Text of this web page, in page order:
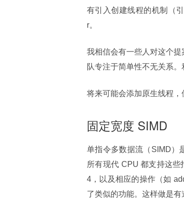
有引入创建线程的机制（
r。
我相信会有一些人对这个
队专注于简单性不无关系
将来可能会添加原生线程，
固定宽度 SIMD
单指令多数据流（SIMD）
所有现代 CPU 都支持这
4，以及相应的操作（如
了类似的功能。这样做是